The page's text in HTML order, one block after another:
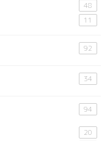
48
11
92
34
94
20